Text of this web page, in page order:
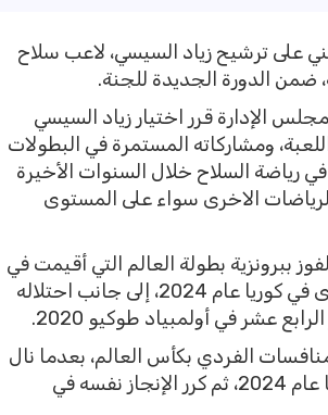
على ترشيح زياد السيسي، لاعب سلاح
ضمن الدورة الجديدة للجنة.
الإدارة قرر اختيار زياد السيسي
ومشاركاته المستمرة في البطولات
في رياضة السلاح خلال السنوات الأخيرة
الاخرى سواء على المستوى
ببرونزية بطولة العالم التي أقيمت في
إيطاليا عام 2023، واستطاع التتويج بذهبية الجائزة الكبرى في كوريا عام 2024، إلى جانب احتلاله
الفردي بكأس العالم، بعدما نال
برونزية الجزائر عام 2022، وبرونزية كأس العالم في إيطاليا عام 2024، ثم كرر الإنجاز نفسه في